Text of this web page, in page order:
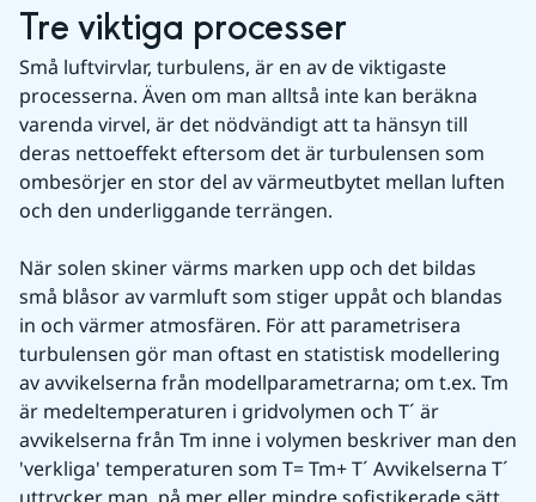
Tre viktiga processer
Små luftvirvlar, turbulens, är en av de viktigaste
processerna. Även om man alltså inte kan beräkna
varenda virvel, är det nödvändigt att ta hänsyn till
deras nettoeffekt eftersom det är turbulensen som
ombesörjer en stor del av värmeutbytet mellan luften
och den underliggande terrängen.
När solen skiner värms marken upp och det bildas
små blåsor av varmluft som stiger uppåt och blandas
in och värmer atmosfären. För att parametrisera
turbulensen gör man oftast en statistisk modellering
av avvikelserna från modellparametrarna; om t.ex. Tm
är medeltemperaturen i gridvolymen och T´ är
avvikelserna från Tm inne i volymen beskriver man den
'verkliga' temperaturen som T= Tm+ T´ Avvikelserna T´